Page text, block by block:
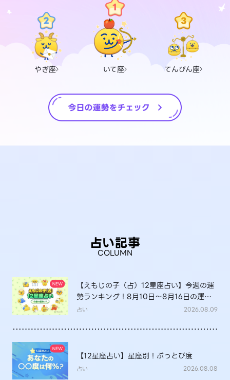
やぎ座 いて座 てんびん座
占い記事
COLUMN
【えもじの子（占）12星座占い】今週の運
勢ランキング！8月10日～8月16日の運勢
は？
占い 2026.08.09
【12星座占い】星座別！ぶっとび度
占い 2026.08.08